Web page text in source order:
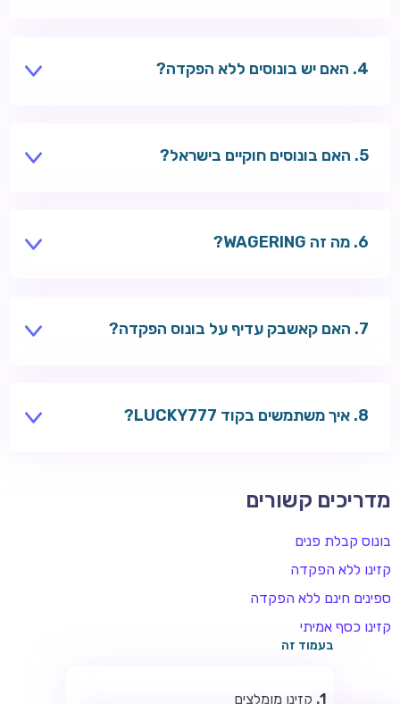
MEGAPARI
בונוס קבלת פנים: עד 125% בונוס עד €450 + 250 ספינים חינם
האם יש בונוסים ללא הפקדה?
האם בונוסים חוקיים בישראל?
מה זה WAGERING?
האם קאשבק עדיף על בונוס הפקדה?
איך משתמשים בקוד LUCKY777?
מדריכים קשורים
בונוס קבלת פנים
קזינו ללא הפקדה
ספינים חינם ללא הפקדה
קזינו כסף אמיתי
בעמוד זה
קזינו מומלצים